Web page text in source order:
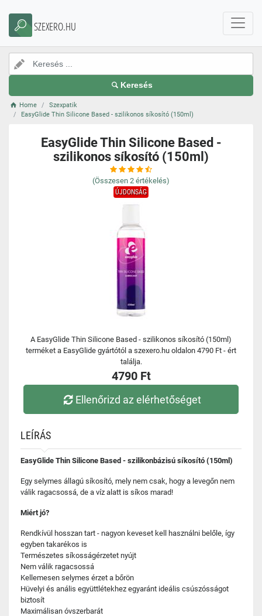
SZEXERO.HU
Keresés
Home
Szexpatik
EasyGlide Thin Silicone Based - szilikonos síkosító (150ml)
EasyGlide Thin Silicone Based -
szilikonos síkosító (150ml)
(Összesen 2 értékelés)
ÚJDONSÁG
A EasyGlide Thin Silicone Based - szilikonos síkosító (150ml)
terméket a EasyGlide gyártótól a szexero.hu oldalon 4790 Ft - ért
találja.
4790 Ft
Ellenőrizd az elérhetőséget
LEÍRÁS
EasyGlide Thin Silicone Based - szilikonbázisú síkosító (150ml)
Egy selymes állagú síkosító, mely nem csak, hogy a levegőn nem
válik ragacsossá, de a víz alatt is síkos marad!
Miért jó?
Rendkívül hosszan tart - nagyon keveset kell használni belőle, így
egyben takarékos is
Természetes síkosságérzetet nyújt
Nem válik ragacsossá
Kellemesen selymes érzet a bőrön
Hüvelyi és anális együttlétekhez egyaránt ideális csúszósságot
biztosít
Maximálisan óvszerbarát